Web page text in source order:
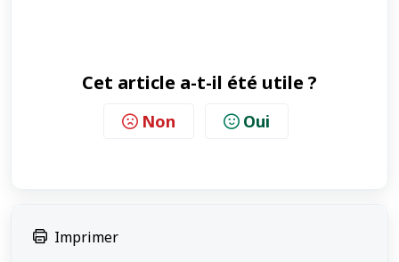
Cet article a-t-il été utile ?
Non Oui
Imprimer